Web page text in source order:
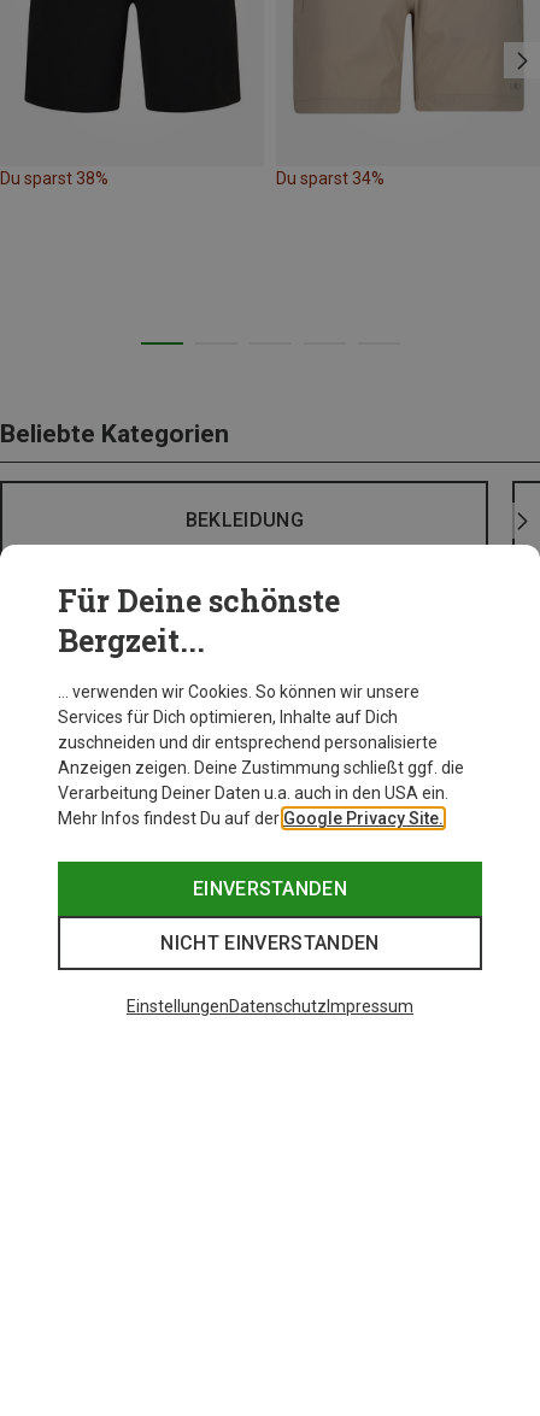
Du sparst 38% Du sparst 34%
Beliebte Kategorien
BEKLEIDUNG
Für Deine schönste
Bergzeit...
… verwenden wir Cookies. So können wir unsere
Services für Dich optimieren, Inhalte auf Dich
zuschneiden und dir entsprechend personalisierte
Anzeigen zeigen. Deine Zustimmung schließt ggf. die
Verarbeitung Deiner Daten u.a. auch in den USA ein.
Mehr Infos findest Du auf der Google Privacy Site.
EINVERSTANDEN
NICHT EINVERSTANDEN
EinstellungenDatenschutz Impressum